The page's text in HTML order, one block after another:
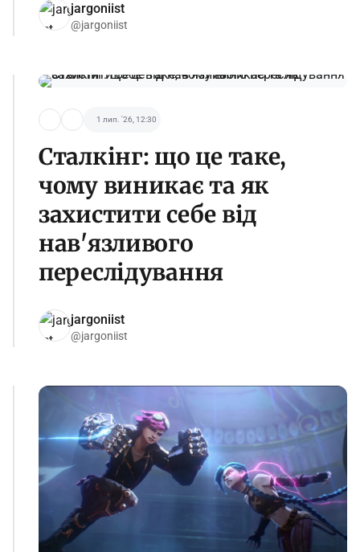
jargoniist
@jargoniist
1 лип. '26, 12:30
Сталкінг: що це таке,
чому виникає та як
захистити себе від
нав'язливого
переслідування
jargoniist
@jargoniist